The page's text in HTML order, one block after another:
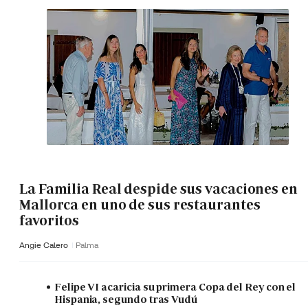
La Familia Real despide sus vacaciones en
Mallorca en uno de sus restaurantes
favoritos
Angie Calero Palma
Felipe VI acaricia su primera Copa del Rey con el
Hispania, segundo tras Vudú